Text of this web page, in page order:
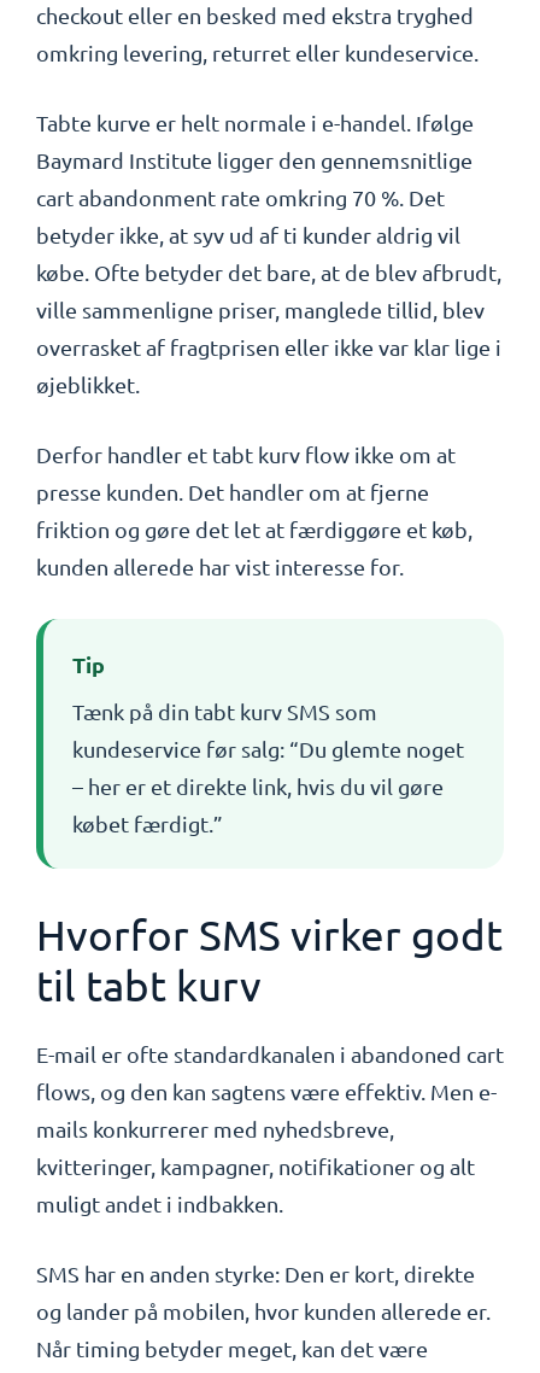
checkout eller en besked med ekstra tryghed
omkring levering, returret eller kundeservice.
Tabte kurve er helt normale i e-handel. Ifølge
Baymard Institute ligger den gennemsnitlige
cart abandonment rate omkring 70 %. Det
betyder ikke, at syv ud af ti kunder aldrig vil
købe. Ofte betyder det bare, at de blev afbrudt,
ville sammenligne priser, manglede tillid, blev
overrasket af fragtprisen eller ikke var klar lige i
øjeblikket.
Derfor handler et tabt kurv flow ikke om at
presse kunden. Det handler om at fjerne
friktion og gøre det let at færdiggøre et køb,
kunden allerede har vist interesse for.
Tip
Tænk på din tabt kurv SMS som
kundeservice før salg: “Du glemte noget
– her er et direkte link, hvis du vil gøre
købet færdigt.”
Hvorfor SMS virker godt
til tabt kurv
E-mail er ofte standardkanalen i abandoned cart
flows, og den kan sagtens være effektiv. Men e-
mails konkurrerer med nyhedsbreve,
kvitteringer, kampagner, notifikationer og alt
muligt andet i indbakken.
SMS har en anden styrke: Den er kort, direkte
og lander på mobilen, hvor kunden allerede er.
Når timing betyder meget, kan det være